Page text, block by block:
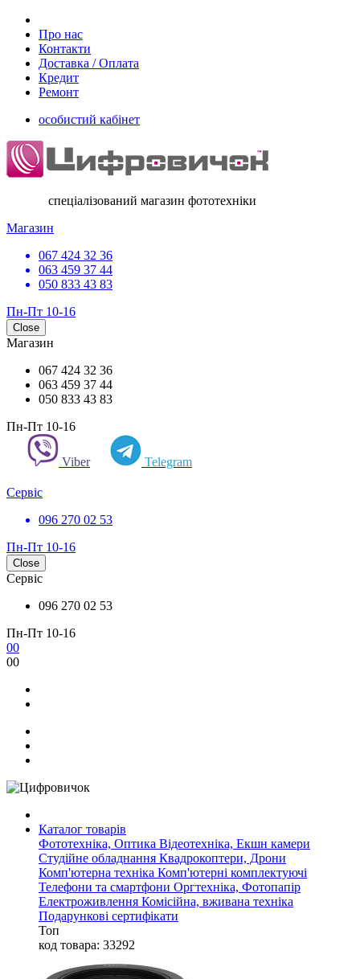
Про нас
Контакти
Доставка / Оплата
Кредит
Ремонт
особистий кабінет
спеціалізований магазин фототехніки
Магазин
067 424 32 36
063 459 37 44
050 833 43 83
Пн-Пт 10-16
Close
Магазин
067 424 32 36
063 459 37 44
050 833 43 83
Пн-Пт 10-16
Viber Telegram
Сервіс
096 270 02 53
Пн-Пт 10-16
Close
Сервіс
096 270 02 53
Пн-Пт 10-16
00
00
Каталог товарів
Фототехніка, Оптика Відеотехніка, Екшн камери
Студійне обладнання Квадрокоптери, Дрони
Комп'ютерна техніка Комп'ютерні комплектуючі
Телефони та смартфони Оргтехніка, Фотопапір
Електроживлення Комісійна, вживана техніка
Подарункові сертифікати
Топ
код товара: 33292